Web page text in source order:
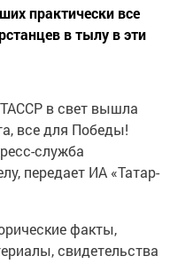
практически все
в тылу в эти
в свет вышла
все для Победы!
служба
передает ИА «Татар-
факты,
свидетельства